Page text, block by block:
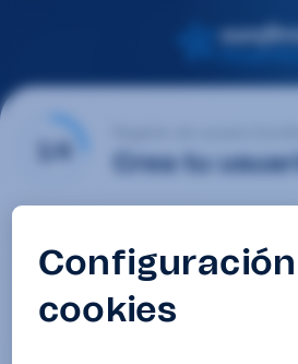
1/4 Crea tu
Contraseña